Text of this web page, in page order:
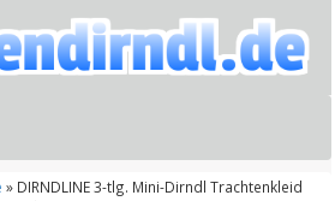
» DIRNDLINE 3-tlg. Mini-Dirndl Trachtenkleid